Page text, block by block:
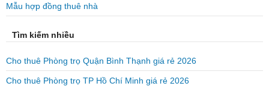
Mẫu hợp đồng thuê nhà
Tìm kiếm nhiều
Cho thuê Phòng trọ Quận Bình Thạnh giá rẻ 2026
Cho thuê Phòng trọ TP Hồ Chí Minh giá rẻ 2026